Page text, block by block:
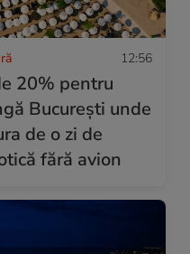
12:56
20% pentru
București unde
de o zi de
fără avion